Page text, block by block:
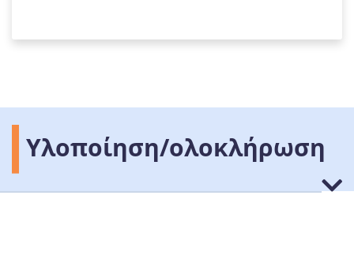
Υλοποίηση/ολοκλήρωση